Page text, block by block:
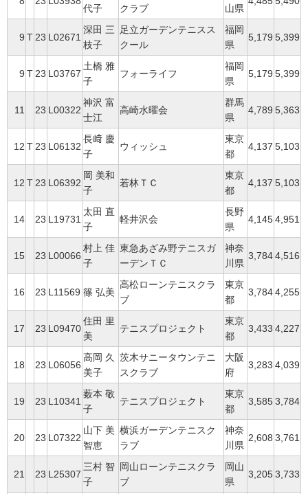
代子 クラブ 山県
9 T 23 L02671
深田 三
枝子
足立ガーデンテニスス
クール
福岡
県
5,179 5,399
9 T 23 L03767
土橋 雅
子
フォーライフ
福岡
県
5,179 5,399
11 23 L00322
神沢 富
士江
高崎水曜会
群馬
県
4,789 5,363
12 T 23 L06132
長﨑 慶
子
ウィッシュ
東京
都
4,137 5,103
12 T 23 L06392
岡 美和
子
若林ＴＣ
東京
都
4,137 5,103
14 23 L19731
太田 直
子
軽井沢会
長野
県
4,1454,951
15 23 L00066
村上 佳
子
東急あざみ野テニスガ
ーデンＴＣ
神奈
川県
3,7844,516
16 23 L11569 篠 弘美
高松ローンテニスクラ
ブ
東京
都
3,7844,255
17 23 L09470
住田 里
美
テニスプロジェクト
東京
都
3,433 4,227
18 23 L06056
高岡 久
美子
茨木サニータウンテニ
スクラブ
大阪
府
3,283 4,039
19 23 L10341
薮本 敬
子
テニスプロジェクト
東京
都
3,5853,784
20 23 L07322
山下 美
智恵
横浜ガーデンテニスク
ラブ
神奈
川県
2,608 3,761
21 23 L25307
三村 智
子
岡山ローンテニスクラ
ブ
岡山
県
3,2053,733